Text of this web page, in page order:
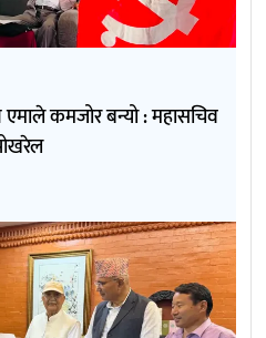
कमजोर बन्यो : महासचिव